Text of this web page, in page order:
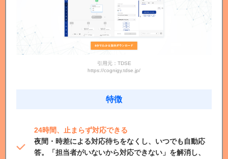
引用元：TDSE
https://cognigy.tdse.jp/
特徴
24時間、止まらず対応できる
夜間・時差による対応待ちをなくし、いつでも自動応
答。「担当者がいないから対応できない」を解消し、